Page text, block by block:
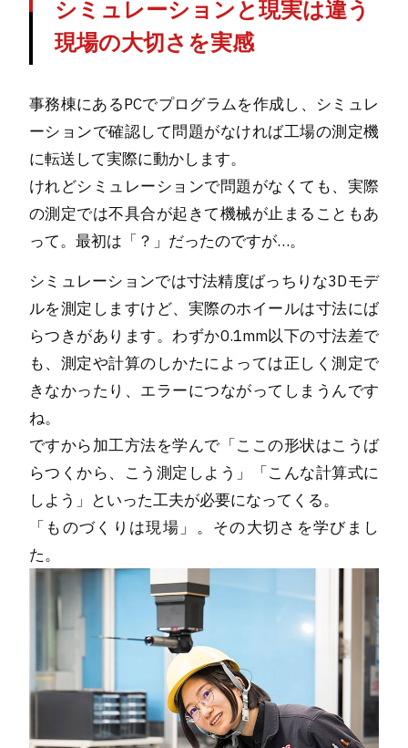
シミュレーションと現実は違う
現場の大切さを実感
事務棟にあるPCでプログラムを作成し、シミュレ
ーションで確認して問題がなければ工場の測定機
に転送して実際に動かします。
けれどシミュレーションで問題がなくても、実際
の測定では不具合が起きて機械が止まることもあ
って。最初は「？」だったのですが…。
シミュレーションでは寸法精度ばっちりな3Dモデ
ルを測定しますけど、実際のホイールは寸法にば
らつきがあります。わずか0.1mm以下の寸法差で
も、測定や計算のしかたによっては正しく測定で
きなかったり、エラーにつながってしまうんです
ね。
ですから加工方法を学んで「ここの形状はこうば
らつくから、こう測定しよう」「こんな計算式に
しよう」といった工夫が必要になってくる。
「ものづくりは現場」。その大切さを学びまし
た。